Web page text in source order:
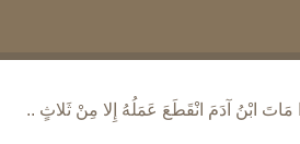
ابْنُ آدَمَ انْقَطَعَ عَمَلُهُ إِلا مِنْ ثَلاثٍ ..